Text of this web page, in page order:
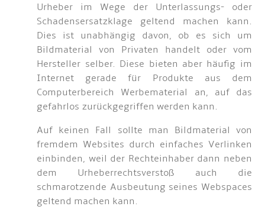
Urheber im Wege der Unterlassungs- oder
Schadensersatzklage geltend machen kann.
Dies ist unabhängig davon, ob es sich um
Bildmaterial von Privaten handelt oder vom
Hersteller selber. Diese bieten aber häufig im
Internet gerade für Produkte aus dem
Computerbereich Werbematerial an, auf das
gefahrlos zurückgegriffen werden kann.
Auf keinen Fall sollte man Bildmaterial von
fremdem Websites durch einfaches Verlinken
einbinden, weil der Rechteinhaber dann neben
dem Urheberrechtsverstoß auch die
schmarotzende Ausbeutung seines Webspaces
geltend machen kann.